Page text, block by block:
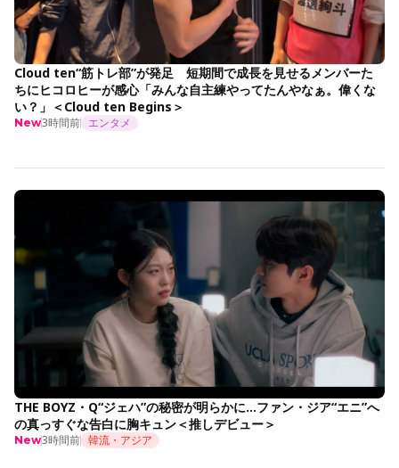
Cloud ten“筋トレ部”が発足 短期間で成長を見せるメンバーた
ちにヒコロヒーが感心「みんな自主練やってたんやなぁ。偉くな
い？」＜Cloud ten Begins＞
New3時間前 エンタメ
THE BOYZ・Q“ジェハ”の秘密が明らかに…ファン・ジア“エニ”へ
の真っすぐな告白に胸キュン＜推しデビュー＞
New3時間前 韓流・アジア